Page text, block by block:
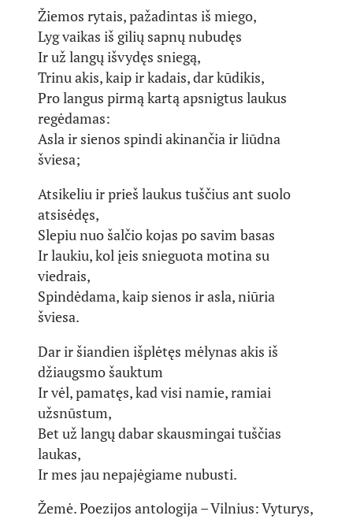
Žiemos rytais, pažadintas iš miego,
Lyg vaikas iš gilių sapnų nubudęs
Ir už langų išvydęs sniegą,
Trinu akis, kaip ir kadais, dar kūdikis,
Pro langus pirmą kartą apsnigtus laukus
regėdamas:
Asla ir sienos spindi akinančia ir liūdna
šviesa;
Atsikeliu ir prieš laukus tuščius ant suolo
atsisėdęs,
Slepiu nuo šalčio kojas po savim basas
Ir laukiu, kol įeis snieguota motina su
viedrais,
Spindėdama, kaip sienos ir asla, niūria
šviesa.
Dar ir šiandien išplėtęs mėlynas akis iš
džiaugsmo šauktum
Ir vėl, pamatęs, kad visi namie, ramiai
užsnūstum,
Bet už langų dabar skausmingai tuščias
laukas,
Ir mes jau nepajėgiame nubusti.
Žemė. Poezijos antologija – Vilnius: Vyturys,